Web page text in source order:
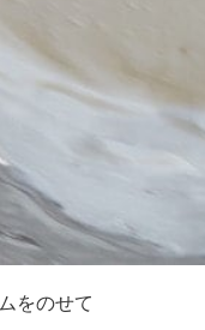
をのせて